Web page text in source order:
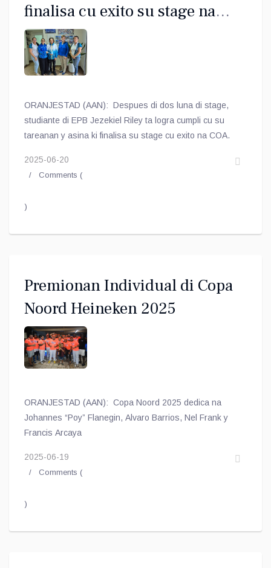
finalisa cu exito su stage na
Comite Olimpico Arubano
ORANJESTAD (AAN): Despues di dos luna di stage,
studiante di EPB Jezekiel Riley ta logra cumpli cu su
tareanan y asina ki finalisa su stage cu exito na COA.
2025-06-20
Comments (
)
Premionan Individual di Copa
Noord Heineken 2025
ORANJESTAD (AAN): Copa Noord 2025 dedica na
Johannes “Poy” Flanegin, Alvaro Barrios, Nel Frank y
Francis Arcaya
2025-06-19
Comments (
)